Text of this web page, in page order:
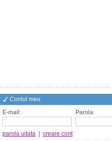
Contul meu
E-mail:
Parola:
parola uitata creare cont